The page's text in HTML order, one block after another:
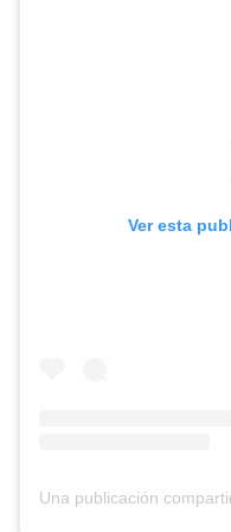
Ver esta